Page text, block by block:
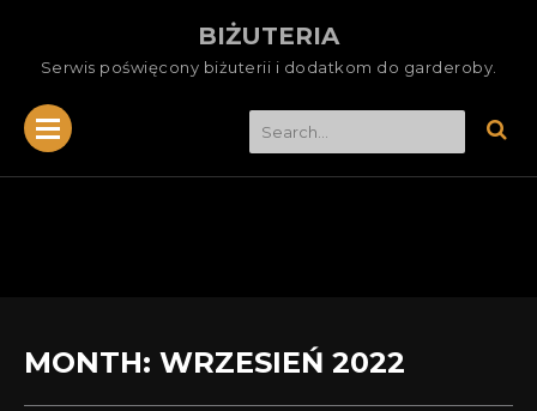
BIŻUTERIA
Serwis poświęcony biżuterii i dodatkom do garderoby.
MONTH: WRZESIEŃ 2022